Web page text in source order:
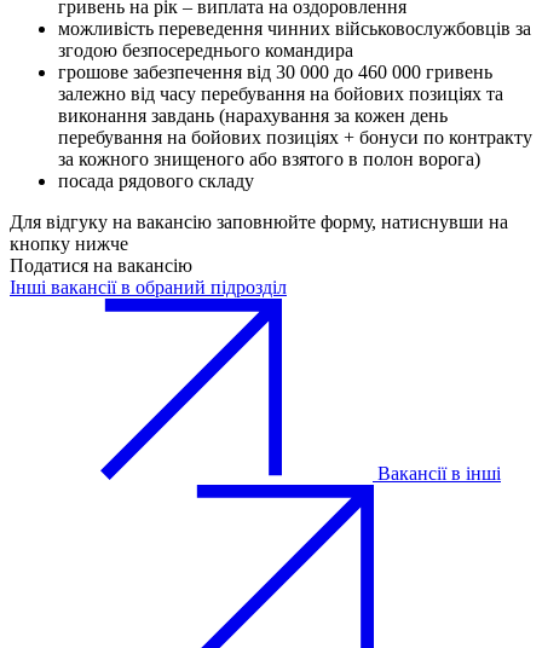
гривень на рік – виплата на оздоровлення
можливість переведення чинних військовослужбовців за
згодою безпосереднього командира
грошове забезпечення від 30 000 до 460 000 гривень
залежно від часу перебування на бойових позиціях та
виконання завдань (нарахування за кожен день
перебування на бойових позиціях + бонуси по контракту
за кожного знищеного або взятого в полон ворога)
посада рядового складу
Для відгуку на вакансію заповнюйте форму, натиснувши на
кнопку нижче
Податися на вакансію
Інші вакансії в обраний підрозділ
Вакансії в інші